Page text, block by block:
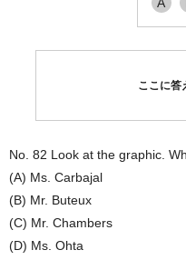
ここに答
No. 82 Look at the graphic.
(A) Ms. Carbajal
(B) Mr. Buteux
(C) Mr. Chambers
(D) Ms. Ohta